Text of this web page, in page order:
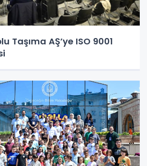
Taşıma AŞ’ye ISO 9001